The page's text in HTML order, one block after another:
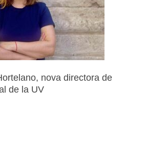
nova directora de
de la UV